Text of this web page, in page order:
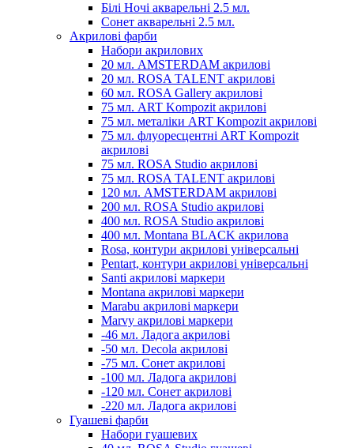
Білі Ночі акварельні 2.5 мл.
Сонет акварельні 2.5 мл.
Акрилові фарби
Набори акрилових
20 мл. AMSTERDAM акрилові
20 мл. ROSA TALENT акрилові
60 мл. ROSA Gallery акрилові
75 мл. ART Kompozit акрилові
75 мл. металіки ART Kompozit акрилові
75 мл. флуоресцентні ART Kompozit
акрилові
75 мл. ROSA Studio акрилові
75 мл. ROSA TALENT акрилові
120 мл. AMSTERDAM акрилові
200 мл. ROSA Studio акрилові
400 мл. ROSA Studio акрилові
400 мл. Montana BLACK акрилова
Rosa, контури акрилові універсальні
Pentart, контури акрилові універсальні
Santi акрилові маркери
Montana акрилові маркери
Marabu акрилові маркери
Marvy акрилові маркери
-46 мл. Ладога акрилові
-50 мл. Decola акрилові
-75 мл. Сонет акрилові
-100 мл. Ладога акрилові
-120 мл. Сонет акрилові
-220 мл. Ладога акрилові
Гуашеві фарби
Набори гуашевих